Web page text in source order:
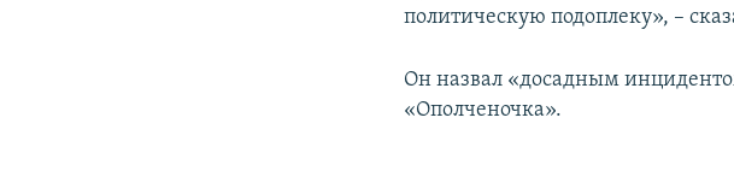
политическую подоплеку», –
Он назвал «досадным
«Ополченочка».